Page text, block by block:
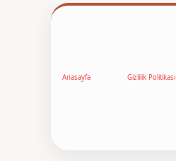
Anasayfa Gizlilik Politikası